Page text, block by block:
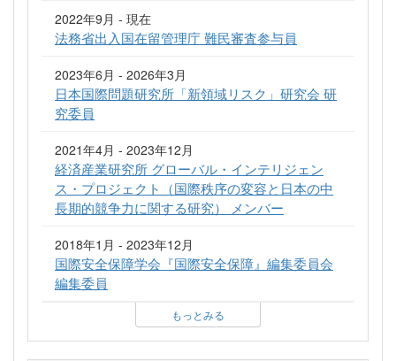
2022年9月 - 現在
法務省出入国在留管理庁 難民審査参与員
2023年6月 - 2026年3月
日本国際問題研究所「新領域リスク」研究会 研
究委員
2021年4月 - 2023年12月
経済産業研究所 グローバル・インテリジェン
ス・プロジェクト（国際秩序の変容と日本の中
長期的競争力に関する研究） メンバー
2018年1月 - 2023年12月
国際安全保障学会『国際安全保障』編集委員会
編集委員
もっとみる